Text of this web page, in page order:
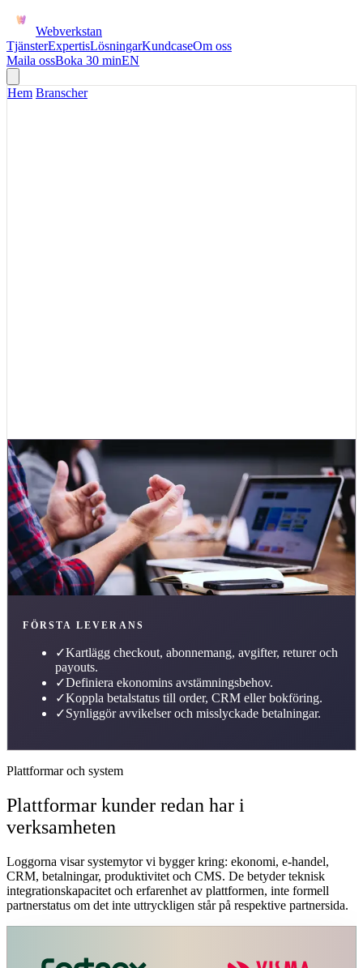
Webverkstan
TjänsterExpertisLösningarKundcaseOm oss
Maila ossBoka 30 minEN
Hem Branscher
FÖRSTA LEVERANS
✓Kartlägg checkout, abonnemang, avgifter, returer och
payouts.
✓Definiera ekonomins avstämningsbehov.
✓Koppla betalstatus till order, CRM eller bokföring.
✓Synliggör avvikelser och misslyckade betalningar.
Plattformar och system
Plattformar kunder redan har i
verksamheten
Loggorna visar systemytor vi bygger kring: ekonomi, e-handel,
CRM, betalningar, produktivitet och CMS. De betyder teknisk
integrationskapacitet och erfarenhet av plattformen, inte formell
partnerstatus om det inte uttryckligen står på respektive partnersida.